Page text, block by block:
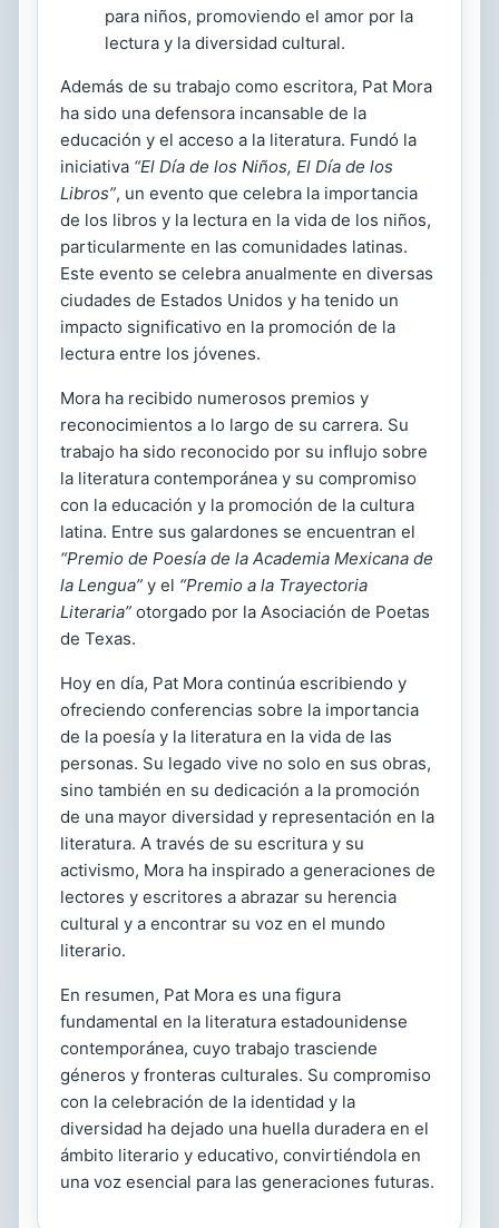
para niños, promoviendo el amor por la
lectura y la diversidad cultural.
Además de su trabajo como escritora, Pat Mora
ha sido una defensora incansable de la
educación y el acceso a la literatura. Fundó la
iniciativa “El Día de los Niños, El Día de los
Libros”, un evento que celebra la importancia
de los libros y la lectura en la vida de los niños,
particularmente en las comunidades latinas.
Este evento se celebra anualmente en diversas
ciudades de Estados Unidos y ha tenido un
impacto significativo en la promoción de la
lectura entre los jóvenes.
Mora ha recibido numerosos premios y
reconocimientos a lo largo de su carrera. Su
trabajo ha sido reconocido por su influjo sobre
la literatura contemporánea y su compromiso
con la educación y la promoción de la cultura
latina. Entre sus galardones se encuentran el
“Premio de Poesía de la Academia Mexicana de
la Lengua” y el “Premio a la Trayectoria
Literaria” otorgado por la Asociación de Poetas
de Texas.
Hoy en día, Pat Mora continúa escribiendo y
ofreciendo conferencias sobre la importancia
de la poesía y la literatura en la vida de las
personas. Su legado vive no solo en sus obras,
sino también en su dedicación a la promoción
de una mayor diversidad y representación en la
literatura. A través de su escritura y su
activismo, Mora ha inspirado a generaciones de
lectores y escritores a abrazar su herencia
cultural y a encontrar su voz en el mundo
literario.
En resumen, Pat Mora es una figura
fundamental en la literatura estadounidense
contemporánea, cuyo trabajo trasciende
géneros y fronteras culturales. Su compromiso
con la celebración de la identidad y la
diversidad ha dejado una huella duradera en el
ámbito literario y educativo, convirtiéndola en
una voz esencial para las generaciones futuras.